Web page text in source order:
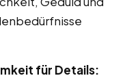
für Details: